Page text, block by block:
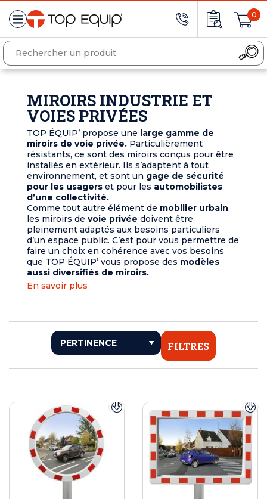
0
MIROIRS INDUSTRIE ET
VOIES PRIVÉES
TOP ÉQUIP’ propose une large gamme de
miroirs de voie privée. Particulièrement
résistants, ce sont des miroirs conçus pour être
installés en extérieur. Ils s’adaptent à tout
environnement, et sont un gage de sécurité
pour les usagers et pour les automobilistes
d’une collectivité.
Comme tout autre élément de mobilier urbain,
les miroirs de voie privée doivent être
pleinement adaptés aux besoins particuliers
d’un espace public. C’est pour vous permettre de
faire un choix en cohérence avec vos besoins
que TOP ÉQUIP’ vous propose des modèles
aussi diversifiés de miroirs.
En savoir plus
FILTRES